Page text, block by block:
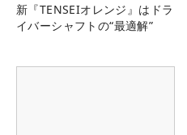
新『TENSEIオレンジ』はドラ
イバーシャフトの“最適解”